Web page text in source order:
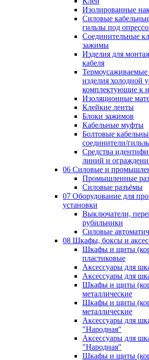
Изолированные
Силовые
гильзы под
Соединительные
зажимы
Изделия для
кабеля
изделия холодной
комплектующие к
Изоляционные
Клейкие ленты
Блоки зажимов
Кабельные муфты
Болтовые
соединители/
Средства
линий и
06 Силовые и
Промышленные
Силовые разъёмы
07 Оборудование для
установки
Выключатели,
рубильники
Силовые
08 Шкафы, боксы и
Шкафы и щиты
пластиковые
Аксессуары для
Аксессуары для
Шкафы и щиты
металлические
Шкафы и щиты
металлические
Аксессуары для
"Народная"
Аксессуары для
"Народная"
Шкафы и щиты